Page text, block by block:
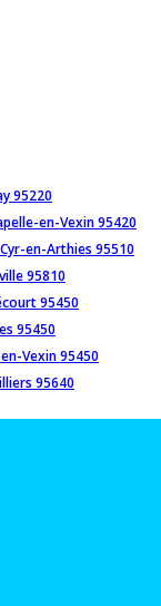
95220
en-Vexin 95420
en-Arthies 95510
95810
95450
95450
Vexin 95450
95640